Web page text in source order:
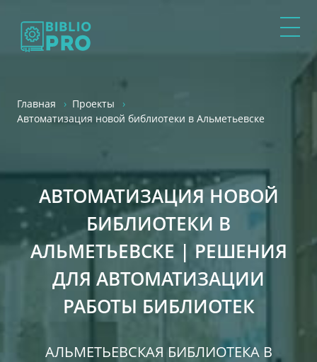
Главная
Проекты
Автоматизация новой библиотеки в Альметьевске
АВТОМАТИЗАЦИЯ НОВОЙ
БИБЛИОТЕКИ В
АЛЬМЕТЬЕВСКЕ | РЕШЕНИЯ
ДЛЯ АВТОМАТИЗАЦИИ
РАБОТЫ БИБЛИОТЕК
АЛЬМЕТЬЕВСКАЯ БИБЛИОТЕКА В